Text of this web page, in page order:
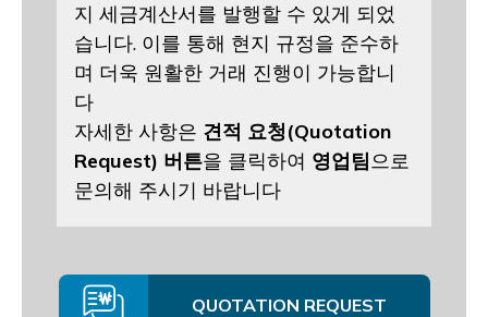
지 세금계산서를 발행할 수 있게 되었
습니다. 이를 통해 현지 규정을 준수하
며 더욱 원활한 거래 진행이 가능합니
다
자세한 사항은 견적 요청(Quotation
Request) 버튼을 클릭하여 영업팀으로
문의해 주시기 바랍니다
QUOTATION REQUEST